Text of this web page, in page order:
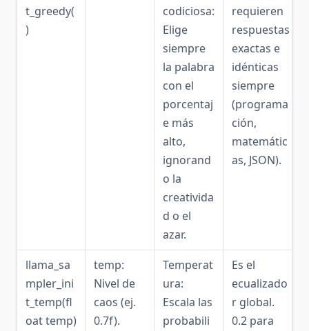
t_greedy(
)
codiciosa:
Elige
siempre
la palabra
con el
porcentaj
e más
alto,
ignorand
o la
creativida
d o el
azar.
requieren
respuestas
exactas e
idénticas
siempre
(programa
ción,
matemátic
as, JSON).
llama_sa
mpler_ini
t_temp(fl
oat temp)
temp:
Nivel de
caos (ej.
0.7f).
Temperat
ura:
Escala las
probabili
Es el
ecualizado
r global.
0.2 para